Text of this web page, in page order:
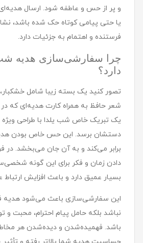
و پر از حس و عاطفه شود. ارسال
یا حتی پیامی کوتاه حک شده باشد،
فرستنده و اهتمام به جزئیات دارد.
چرا سفارشی‌سازی هدیه
دارد؟
تصور کنید یک بسته زیبا شامل
شعر حافظ به همراه کارت هدیه‌ای که در
یک تبریک خاص شب یلدا با طراحی
دستشان برسد. این حس خاص بودن
برابر می‌کند و به آن جان می‌بخشد. در
دادن زمان و فکر برای این گونه
بسیار عمیق دارد و باعث افزایش
این سفارشی‌سازی باعث می‌شود هدیه
نباشد بلکه حامل پیام احترام، محبت
باشد. فهمیده‌شدن و دیده‌شدن هر